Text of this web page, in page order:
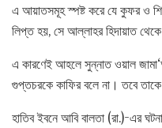
এ আয়াতসমূহ স্পষ্ট করে যে কুফর ও
লিপ্ত হয়, সে আল্লাহর হিদায়াত
এ কারণেই আহলে সুন্নাত ওয়াল
গুপ্তচরকে কাফির বলে না। তবে
হাতিব ইবনে আবি বালতা (রা.)-এর